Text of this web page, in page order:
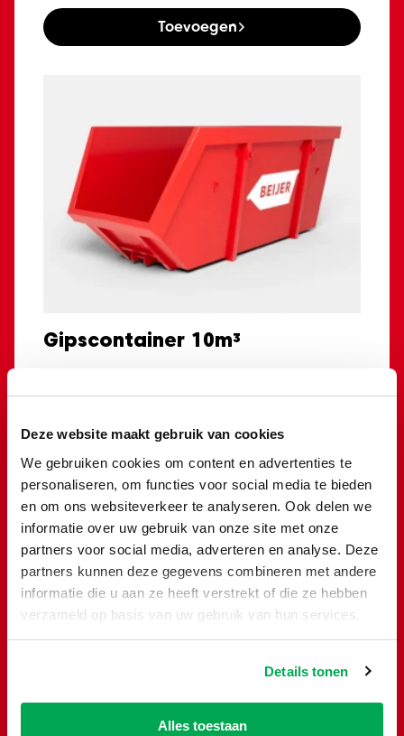
Deze website maakt gebruik van cookies
We gebruiken cookies om content en advertenties te
personaliseren, om functies voor social media te bieden
en om ons websiteverkeer te analyseren. Ook delen we
informatie over uw gebruik van onze site met onze
partners voor social media, adverteren en analyse. Deze
partners kunnen deze gegevens combineren met andere
informatie die u aan ze heeft verstrekt of die ze hebben
verzameld op basis van uw gebruik van hun services.
Details tonen
Alles toestaan
Toevoegen
Gipscontainer 10m³